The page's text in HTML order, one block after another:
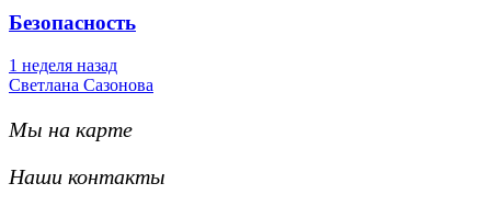
Безопасность
1 неделя назад
Светлана Сазонова
Мы на карте
Наши контакты